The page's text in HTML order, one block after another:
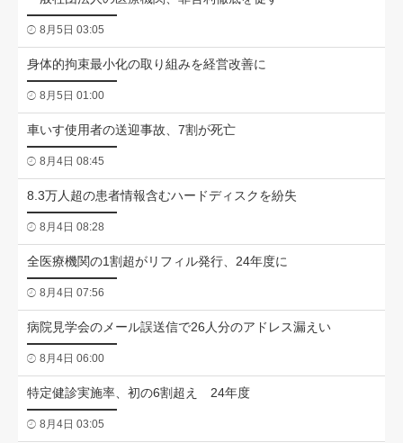
8月5日 03:05
身体的拘束最小化の取り組みを経営改善に
8月5日 01:00
車いす使用者の送迎事故、7割が死亡
8月4日 08:45
8.3万人超の患者情報含むハードディスクを紛失
8月4日 08:28
全医療機関の1割超がリフィル発行、24年度に
8月4日 07:56
病院見学会のメール誤送信で26人分のアドレス漏えい
8月4日 06:00
特定健診実施率、初の6割超え 24年度
8月4日 03:05